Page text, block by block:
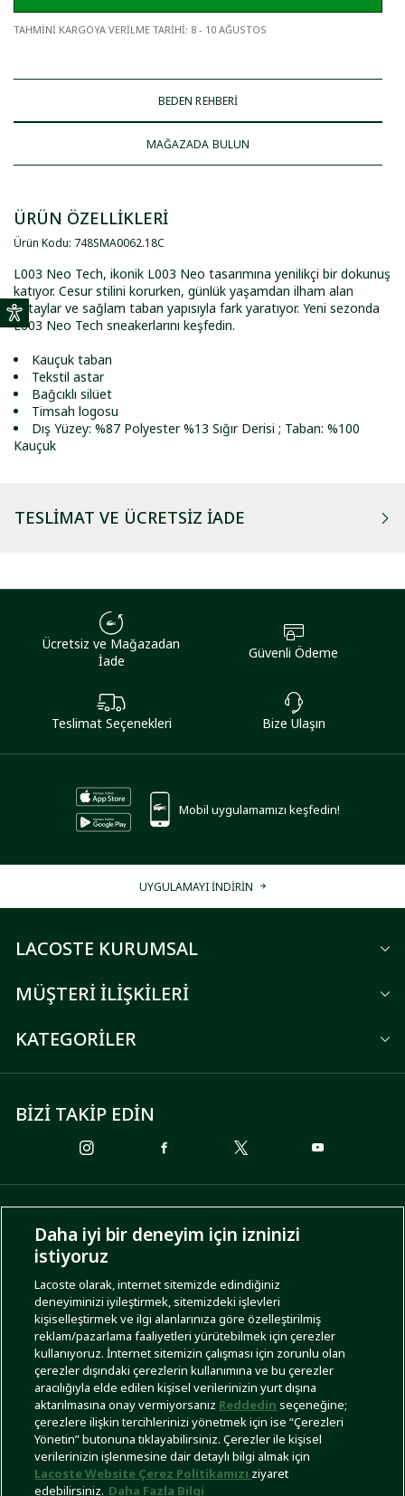
TAHMİNİ KARGOYA VERİLME TARİHİ: 8 - 10 AĞUSTOS
BEDEN REHBERİ
MAĞAZADA BULUN
ÜRÜN ÖZELLİKLERİ
Ürün Kodu: 748SMA0062.18C
L003 Neo Tech, ikonik L003 Neo tasarımına yenilikçi bir dokunuş
katıyor. Cesur stilini korurken, günlük yaşamdan ilham alan
detaylar ve sağlam taban yapısıyla fark yaratıyor. Yeni sezonda
L003 Neo Tech sneakerlarını keşfedin.
Kauçuk taban
Tekstil astar
Bağcıklı silüet
Timsah logosu
Dış Yüzey: %87 Polyester %13 Sığır Derisi ; Taban: %100
Kauçuk
TESLIMAT VE ÜCRETSIZ İADE
Ücretsiz ve Mağazadan
İade
Güvenli Ödeme
Teslimat Seçenekleri Bize Ulaşın
Mobil uygulamamızı keşfedin!
UYGULAMAYI İNDİRİN
LACOSTE KURUMSAL
MÜŞTERİ İLİŞKİLERİ
KATEGORİLER
BİZİ TAKİP EDİN
ÖDEME SEÇENEKLERİ
KARGO SEÇENEKLERİ
İşlem RehberiSite HaritasıKullanım ŞartlarıGizlilik Politikası
Daha iyi bir deneyim için izninizi
istiyoruz
Lacoste olarak, internet sitemizde edindiğiniz
deneyiminizi iyileştirmek, sitemizdeki işlevleri
kişiselleştirmek ve ilgi alanlarınıza göre özelleştirilmiş
reklam/pazarlama faaliyetleri yürütebilmek için çerezler
kullanıyoruz. İnternet sitemizin çalışması için zorunlu olan
çerezler dışındaki çerezlerin kullanımına ve bu çerezler
aracılığıyla elde edilen kişisel verilerinizin yurt dışına
aktarılmasına onay vermiyorsanız Reddedin seçeneğine;
çerezlere ilişkin tercihlerinizi yönetmek için ise “Çerezleri
Yönetin” butonuna tıklayabilirsiniz. Çerezler ile kişisel
verilerinizin işlenmesine dair detaylı bilgi almak için
Lacoste Website Çerez Politikamızı ziyaret
edebilirsiniz. Daha Fazla Bilgi